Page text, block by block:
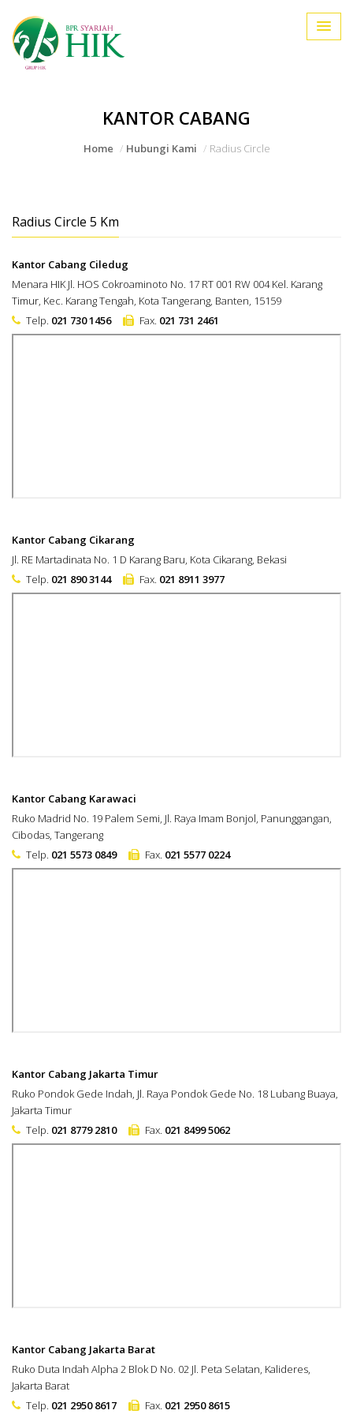
KANTOR CABANG
Home Hubungi Kami Radius Circle
Radius Circle 5 Km
Kantor Cabang Ciledug
Menara HIK Jl. HOS Cokroaminoto No. 17 RT 001 RW 004 Kel. Karang
Timur, Kec. Karang Tengah, Kota Tangerang, Banten, 15159
Telp. 021 730 1456 Fax. 021 731 2461
Kantor Cabang Cikarang
Jl. RE Martadinata No. 1 D Karang Baru, Kota Cikarang, Bekasi
Telp. 021 890 3144 Fax. 021 8911 3977
Kantor Cabang Karawaci
Ruko Madrid No. 19 Palem Semi, Jl. Raya Imam Bonjol, Panunggangan,
Cibodas, Tangerang
Telp. 021 5573 0849 Fax. 021 5577 0224
Kantor Cabang Jakarta Timur
Ruko Pondok Gede Indah, Jl. Raya Pondok Gede No. 18 Lubang Buaya,
Jakarta Timur
Telp. 021 8779 2810 Fax. 021 8499 5062
Kantor Cabang Jakarta Barat
Ruko Duta Indah Alpha 2 Blok D No. 02 Jl. Peta Selatan, Kalideres,
Jakarta Barat
Telp. 021 2950 8617 Fax. 021 2950 8615